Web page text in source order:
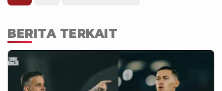
bahwa tidak ada individu yang
menjalin hubungan dengan FIFA
maupun Konfederasi Sepak Bola Asia
(AFC).
BERITA TERKAIT